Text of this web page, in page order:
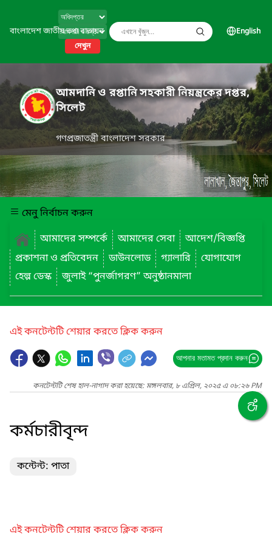
বাংলাদেশ জাতীয় তথ্য বাতায়ন
দেখুন
English
আমদানি ও রপ্তানি সহকারী নিয়ন্ত্রকের দপ্তর,
সিলেট
গণপ্রজাতন্ত্রী বাংলাদেশ সরকার
মেনু নির্বাচন করুন
আমাদের সম্পর্কে
আমাদের সেবা
আদেশ/বিজ্ঞপ্তি
প্রকাশনা ও প্রতিবেদন
ডাউনলোড গ্যালারি
যোগাযোগ
হেল্প ডেস্ক
জুলাই “পুনর্জাগরণ” অনুষ্ঠানমালা
এই কনটেন্টটি শেয়ার করতে ক্লিক করুন
আপনার মতামত প্রদান করুন
কনটেন্টটি শেষ হাল-নাগাদ করা হয়েছে: মঙ্গলবার, ৮ এপ্রিল, ২০২৫ এ ০৮:২৬ PM
কর্মচারীবৃন্দ
কন্টেন্ট: পাতা
এই কনটেন্টটি শেয়ার করতে ক্লিক করুন